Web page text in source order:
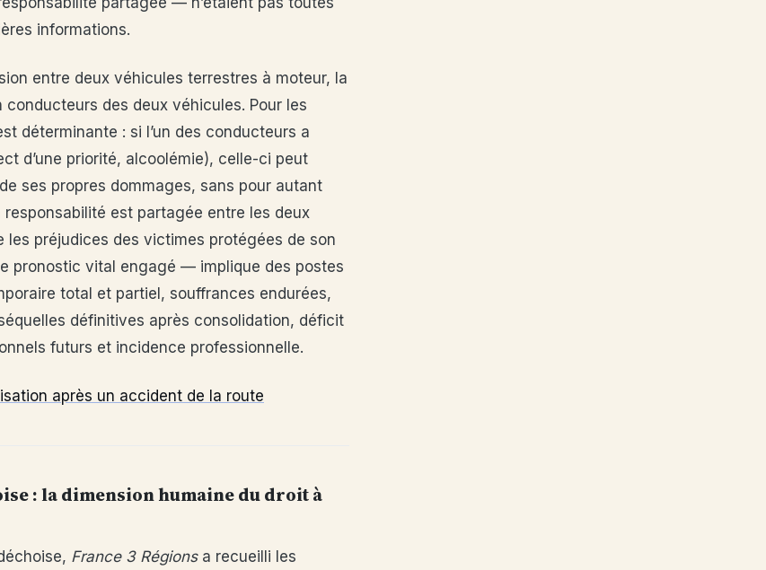
informations.
entre deux véhicules terrestres à moteur, la
conducteurs des deux véhicules. Pour les
déterminante : si l’un des conducteurs a
d’une priorité, alcoolémie), celle-ci peut
ses propres dommages, sans pour autant
est partagée entre les deux
préjudices des victimes protégées de son
pronostic vital engagé — implique des postes
total et partiel, souffrances endurées,
définitives après consolidation, déficit
futurs et incidence professionnelle.
après un accident de la route
: la dimension humaine du droit à
France 3 Régionsa recueilli les